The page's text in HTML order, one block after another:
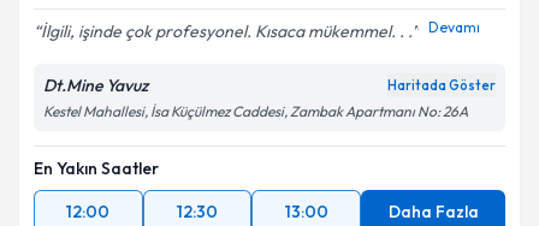
İlgili, işinde çok profesyonel. Kısaca mükemmel. . . Devamı
Dt.Mine Yavuz Haritada Göster
Kestel Mahallesi, İsa Küçülmez Caddesi, Zambak Apartmanı No: 26A
En Yakın Saatler
12:00
12:30 13:00 Daha Fazla